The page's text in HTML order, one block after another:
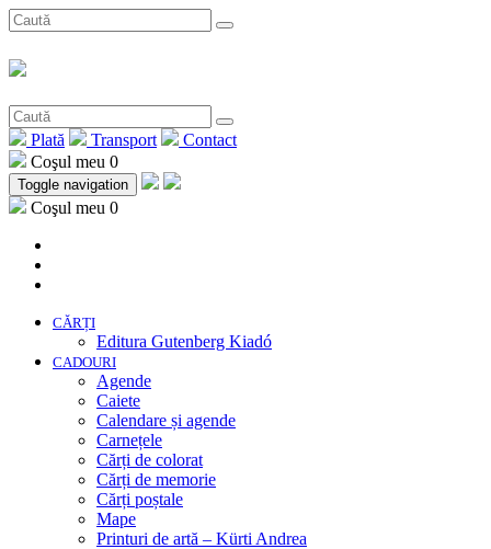
Plată Transport
Contact
Coşul meu 0
Toggle navigation
Coşul meu 0
CĂRȚI
Editura Gutenberg Kiadó
CADOURI
Agende
Caiete
Calendare și agende
Carnețele
Cărți de colorat
Cărți de memorie
Cărți poștale
Mape
Printuri de artă – Kürti Andrea